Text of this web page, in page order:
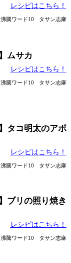
レシピはこちら！
沸騰ワード10 タサン志麻
ムサカ
レシピはこちら！
沸騰ワード10 タサン志麻
タコ明太のアボ
レシピはこちら！
沸騰ワード10 タサン志麻
ブリの照り焼き
レシピはこちら！
沸騰ワード10 タサン志麻